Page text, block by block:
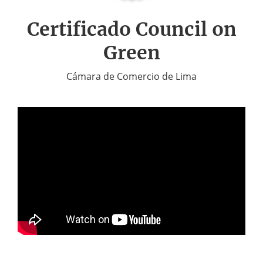
Certificado Council on
Green
Cámara de Comercio de Lima